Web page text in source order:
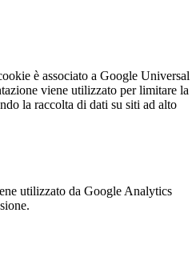
è associato a Google Universal
viene utilizzato per limitare la
la raccolta di dati su siti ad alto
utilizzato da Google Analytics